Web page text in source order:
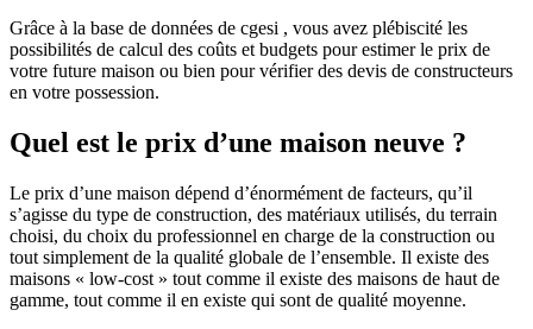
Grâce à la base de données de cgesi , vous avez plébiscité les
possibilités de calcul des coûts et budgets pour estimer le prix de
votre future maison ou bien pour vérifier des devis de constructeurs
en votre possession.
Quel est le prix d’une maison neuve ?
Le prix d’une maison dépend d’énormément de facteurs, qu’il
s’agisse du type de construction, des matériaux utilisés, du terrain
choisi, du choix du professionnel en charge de la construction ou
tout simplement de la qualité globale de l’ensemble. Il existe des
maisons « low-cost » tout comme il existe des maisons de haut de
gamme, tout comme il en existe qui sont de qualité moyenne.